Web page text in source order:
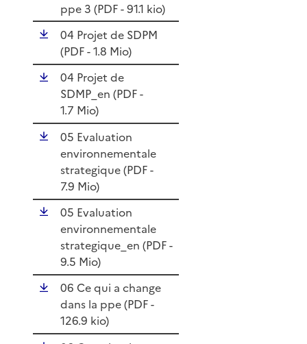
ppe 3 (PDF- 91.1 kio)
04 Projet de SDPM
(PDF- 1.8 Mio)
04 Projet de
SDMP_en (PDF-
1.7 Mio)
05 Evaluation
environnementale
strategique (PDF-
7.9 Mio)
05 Evaluation
environnementale
strategique_en (PDF-
9.5 Mio)
06 Ce qui a change
dans la ppe (PDF-
126.9 kio)